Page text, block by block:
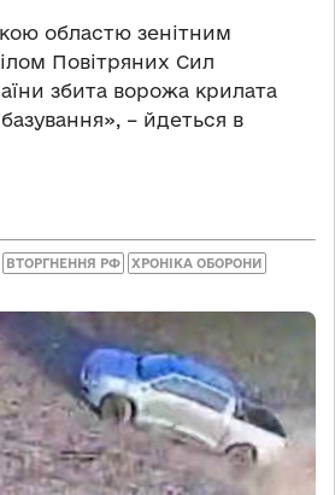
областю зенітним
Повітряних Сил
збита ворожа крилата
– йдеться в
ВТОРГНЕННЯ РФ ХРОНІКА ОБОРОНИ